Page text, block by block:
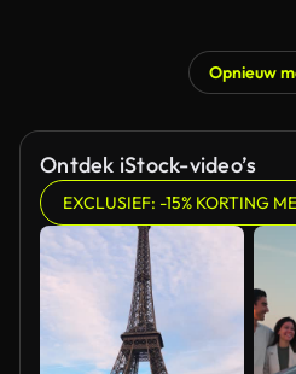
Opnieuw
Ontdek iStock-video’s
EXCLUSIEF: -15% KORTING